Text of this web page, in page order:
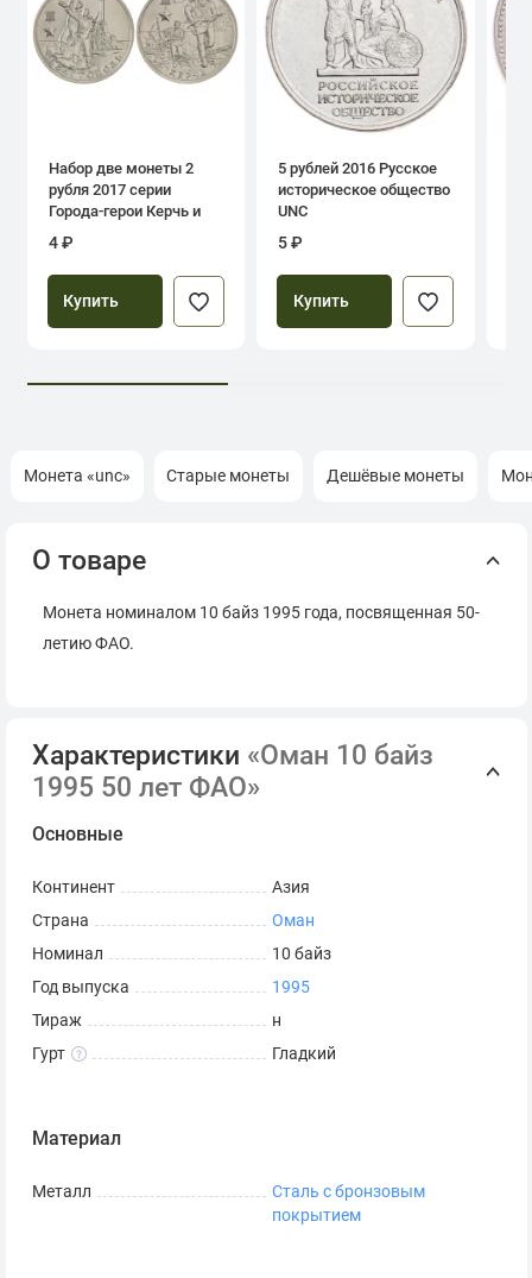
Набор две монеты 2
рубля 2017 серии
Города-герои Керчь и
Севастополь
4 ₽
Купить
5 рублей 2016 Русское
историческое общество
UNC
5 ₽
Купить
Монета «unc» Старые монеты Дешёвые монеты
О товаре
Монета номиналом 10 байз 1995 года, посвященная 50-
летию ФАО.
Характеристики «Оман 10 байз
1995 50 лет ФАО»
Основные
Континент
Азия
Страна
Оман
Номинал
10 байз
Год выпуска
1995
Тираж
н
Гурт
Гладкий
Материал
Металл
Сталь с бронзовым
покрытием